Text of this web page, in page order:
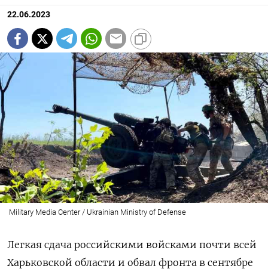
22.06.2023
Military Media Center / Ukrainian Ministry of Defense
Легкая сдача российскими войсками почти всей
Харьковской области и обвал фронта в сентябре